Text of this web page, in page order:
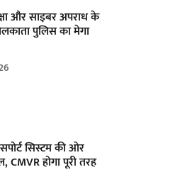
और साइबर अपराध के
पुलिस का मेगा
सिस्टम की ओर
CMVR होगा पूरी तरह